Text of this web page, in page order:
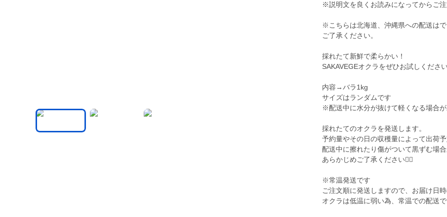
※説明文を良くお読みになってからご注
※こちらは北海道、沖縄県への配送はで
ご了承ください。
採れたて新鮮で柔らかい！
SAKAVEGEオクラをぜひお試しくださ
内容→バラ1kg
サイズはランダムです
※配送中に水分が抜けて軽くなる場合が
採れたてのオクラを発送します。
予約量やその日の収穫量によって出荷
配送中に擦れたり傷がついて黒ずむ場
あらかじめご了承ください🙇‍♀️
※常温発送です
ご注文順に発送しますので、お届け日
オクラは低温に弱い為、常温での配送